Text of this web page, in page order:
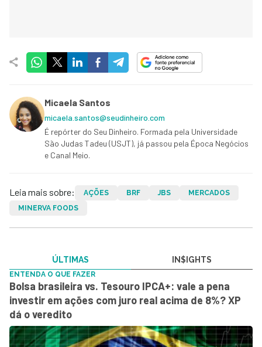
Micaela Santos
micaela.santos@seudinheiro.com
É repórter do Seu Dinheiro. Formada pela Universidade
São Judas Tadeu (USJT), já passou pela Época Negócios
e Canal Meio.
Leia mais sobre: AÇÕES BRF JBS
MERCADOS
MINERVA FOODS
ÚLTIMAS IN$IGHTS
ENTENDA O QUE FAZER
Bolsa brasileira vs. Tesouro IPCA+: vale a pena
investir em ações com juro real acima de 8%? XP
dá o veredito